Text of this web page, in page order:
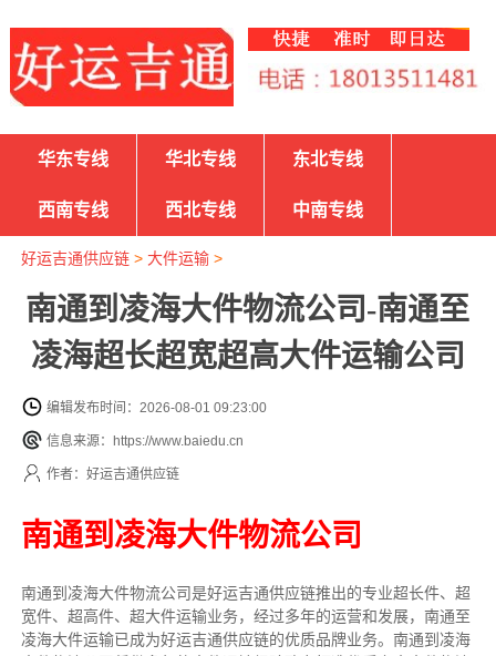
华东专线 华北专线 东北专线
西南专线 西北专线 中南专线
好运吉通供应链> 大件运输>
南通到凌海大件物流公司-南通至
凌海超长超宽超高大件运输公司
编辑发布时间：2026-08-01 09:23:00
信息来源：https://www.baiedu.cn
作者：好运吉通供应链
南通到凌海大件物流公司
南通到凌海大件物流公司是好运吉通供应链推出的专业超长件、超
宽件、超高件、超大件运输业务，经过多年的运营和发展，南通至
凌海大件运输已成为好运吉通供应链的优质品牌业务。南通到凌海